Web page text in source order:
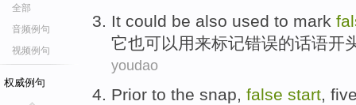
全部
音频例句
视频例句
权威例句
It could be also used to mark
它也可以 用来标记错误的话语开
youdao
Prior to the snap, false start,